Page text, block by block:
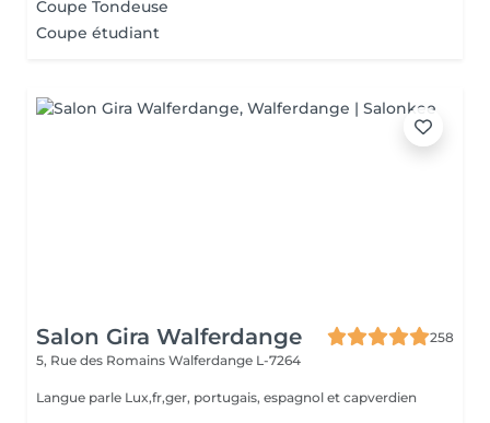
Coupe Tondeuse
Coupe étudiant
Salon Gira Walferdange
258
5, Rue des Romains Walferdange L-7264
Langue parle Lux,fr,ger, portugais, espagnol et capverdien